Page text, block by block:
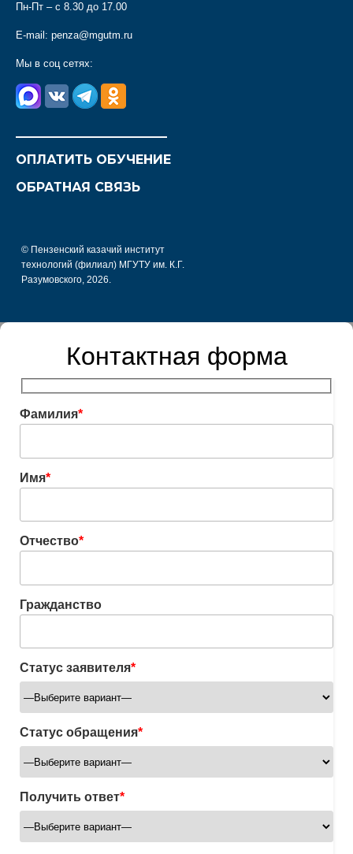
Пн-Пт – с 8.30 до 17.00
E-mail: penza@mgutm.ru
Мы в соц сетях:
ОПЛАТИТЬ ОБУЧЕНИЕ
ОБРАТНАЯ СВЯЗЬ
© Пензенский казачий институт
технологий (филиал) МГУТУ им. К.Г.
Разумовского, 2026.
Контактная форма
Фамилия*
Имя*
Отчество*
Гражданство
Статус заявителя*
Статус обращения*
Получить ответ*